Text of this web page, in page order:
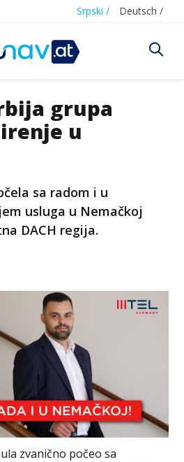
Srpski / Deutsch /
grupa
u
sa radom i u
usluga u Nemačkoj
DACH regija.
zvanično počeo sa